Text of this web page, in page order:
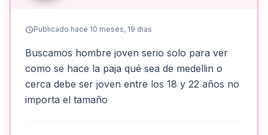
schedulePublicado hace 10 meses, 19 dias
Buscamos hombre joven serio solo para ver
como se hace la paja qué sea de medellin o
cerca debe ser joven entre los 18 y 22 años no
importa el tamaño